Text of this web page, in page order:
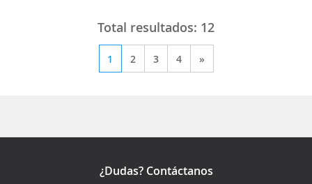
Total resultados: 12
1 2 3 4 »
¿Dudas? Contáctanos